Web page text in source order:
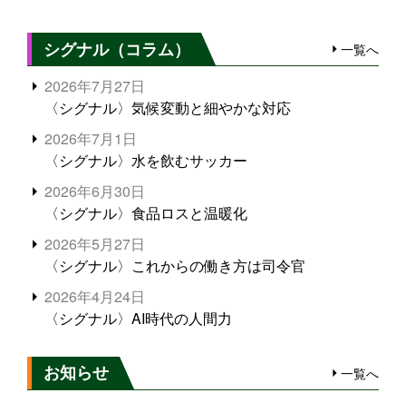
シグナル（コラム） 一覧へ
2026年7月27日
〈シグナル〉気候変動と細やかな対応
2026年7月1日
〈シグナル〉水を飲むサッカー
2026年6月30日
〈シグナル〉食品ロスと温暖化
2026年5月27日
〈シグナル〉これからの働き方は司令官
2026年4月24日
〈シグナル〉AI時代の人間力
お知らせ 一覧へ